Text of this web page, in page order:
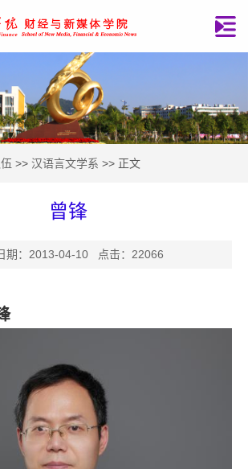
>> 汉语言文学系 >> 正文
曾锋
期：2013-04-10 点击： 22066